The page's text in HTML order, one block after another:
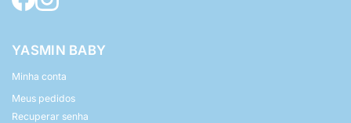
YASMIN BABY
Minha conta
Meus pedidos
Recuperar senha